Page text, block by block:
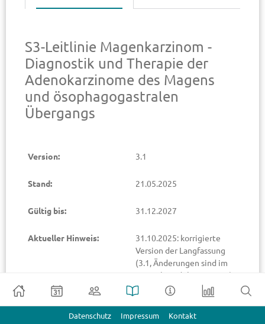
S3-Leitlinie Magenkarzinom -
Diagnostik und Therapie der
Adenokarzinome des Magens
und ösophagogastralen
Übergangs
Version: 3.1
Stand: 21.05.2025
Gültig bis: 31.12.2027
Aktueller Hinweis:
31.10.2025: korrigierte
Version der Langfassung
(3.1, Änderungen sind im
Kapitel 1.6 dokumentiert)
eingestellt
Verfügbare Dokumente: Langfassung der Leitlinie
Datenschutz Impressum Kontakt